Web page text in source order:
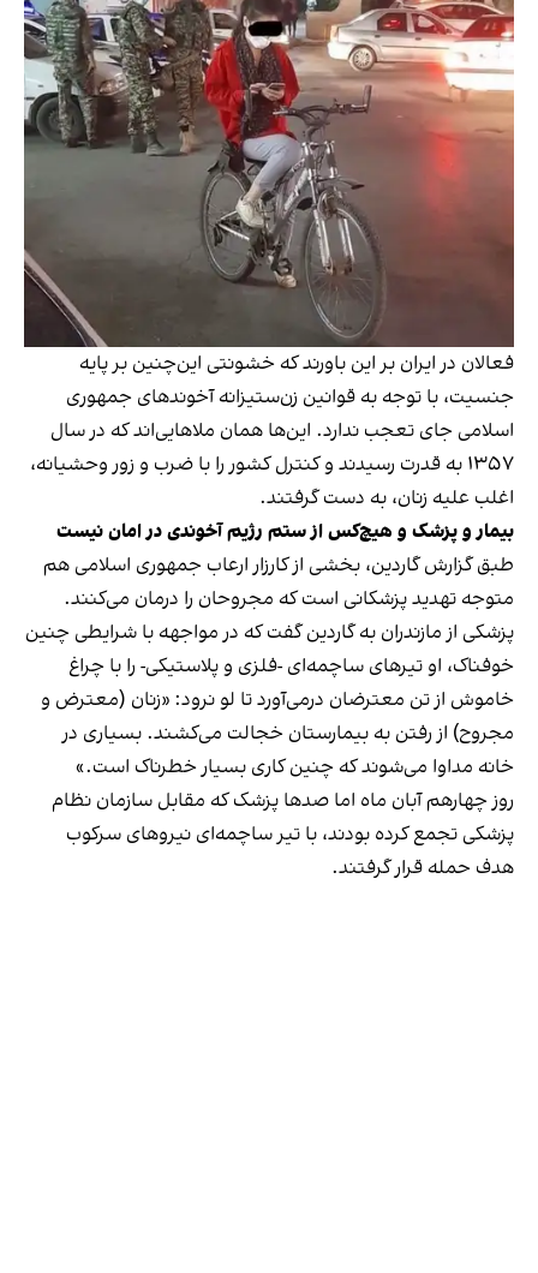
فعالان در ایران بر این باورند که خشونتی این‌چنین بر پایه
جنسیت، با توجه به قوانین زن‌ستیزانه آخوندهای جمهوری
اسلامی جای تعجب ندارد. این‌ها همان ملاهایی‌اند که در سال
۱۳۵۷ به قدرت رسیدند و کنترل کشور را با ضرب‌ و زور وحشیانه،
اغلب علیه زنان، به دست گرفتند.
بیمار و پزشک و هیچ‌کس از ستم رژیم آخوندی در امان نیست
طبق گزارش گاردین، بخشی از کارزار ارعاب جمهوری اسلامی هم
متوجه تهدید پزشکانی است که مجروحان را درمان می‌کنند.
پزشکی از مازندران به گاردین گفت که در مواجهه با شرایطی چنین
خوفناک، او تیرهای ساچمه‌ای -فلزی و پلاستیکی- را با چراغ
خاموش از تن معترضان درمی‌آورد تا لو نرود: «زنان (معترض و
مجروح) از رفتن به بیمارستان خجالت می‌کشند. بسیاری در
خانه مداوا می‌شوند که چنین کاری بسیار خطرناک است.»
روز چهارهم آبان‌ ماه اما صدها پزشک که مقابل سازمان نظام
پزشکی تجمع کرده بودند، با تیر ساچمه‌ای نیروهای سرکوب
هدف حمله قرار گرفتند.